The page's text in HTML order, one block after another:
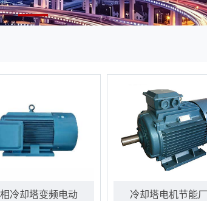
冷却塔变频电动 冷却塔电机节能